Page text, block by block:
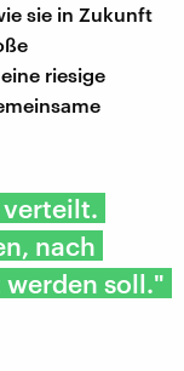
sie in Zukunft
riesige
verteilt.
nach
soll."